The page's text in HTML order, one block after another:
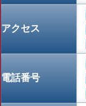
アクセス
電話番号